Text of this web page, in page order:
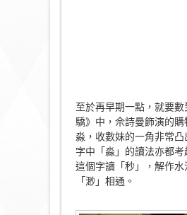
至於再早期一點，就要數
驕》中，佘詩曼飾演的購
淼，收數妹的一角非常凸
字中「淼」的讀法亦都考
這個字讀「秒」，解作水
「渺」相通。